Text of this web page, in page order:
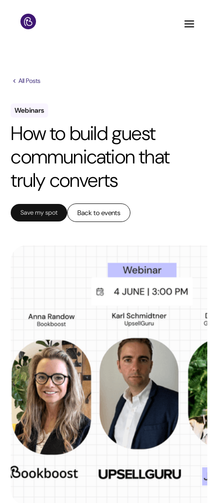
All Posts
Webinars
How to build guest
communication that
truly converts
Save my spot Back to events